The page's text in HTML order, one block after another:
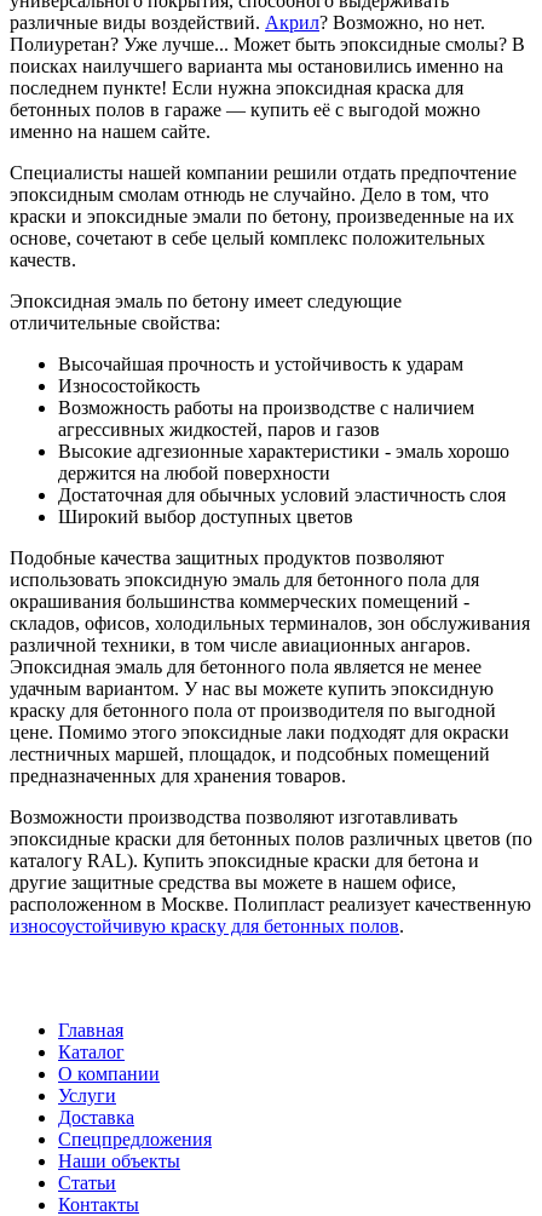
различные виды воздействий. Акрил? Возможно, но нет.
Полиуретан? Уже лучше... Может быть эпоксидные смолы? В
поисках наилучшего варианта мы остановились именно на
последнем пункте! Если нужна эпоксидная краска для
бетонных полов в гараже — купить её с выгодой можно
именно на нашем сайте.
Специалисты нашей компании решили отдать предпочтение
эпоксидным смолам отнюдь не случайно. Дело в том, что
краски и эпоксидные эмали по бетону, произведенные на их
основе, сочетают в себе целый комплекс положительных
качеств.
Эпоксидная эмаль по бетону имеет следующие
отличительные свойства:
Высочайшая прочность и устойчивость к ударам
Износостойкость
Возможность работы на производстве с наличием
агрессивных жидкостей, паров и газов
Высокие адгезионные характеристики - эмаль хорошо
держится на любой поверхности
Достаточная для обычных условий эластичность слоя
Широкий выбор доступных цветов
Подобные качества защитных продуктов позволяют
использовать эпоксидную эмаль для бетонного пола для
окрашивания большинства коммерческих помещений -
складов, офисов, холодильных терминалов, зон обслуживания
различной техники, в том числе авиационных ангаров.
Эпоксидная эмаль для бетонного пола является не менее
удачным вариантом. У нас вы можете купить эпоксидную
краску для бетонного пола от производителя по выгодной
цене. Помимо этого эпоксидные лаки подходят для окраски
лестничных маршей, площадок, и подсобных помещений
предназначенных для хранения товаров.
Возможности производства позволяют изготавливать
эпоксидные краски для бетонных полов различных цветов (по
каталогу RAL). Купить эпоксидные краски для бетона и
другие защитные средства вы можете в нашем офисе,
расположенном в Москве. Полипласт реализует качественную
износоустойчивую краску для бетонных полов.
Главная
Каталог
О компании
Услуги
Доставка
Спецпредложения
Наши объекты
Статьи
Контакты